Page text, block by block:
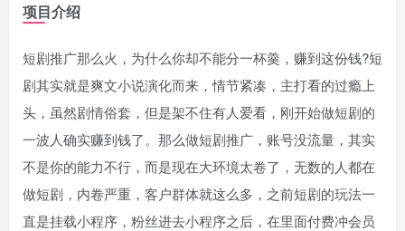
项目介绍
短剧推广那么火，为什么你却不能分一杯羹，赚到这份钱?短
剧其实就是爽文小说演化而来，情节紧凑，主打看的过瘾上
头，虽然剧情俗套，但是架不住有人爱看，刚开始做短剧的
一波人确实赚到钱了。那么做短剧推广，账号没流量，其实
不是你的能力不行，而是现在大环境太卷了，无数的人都在
做短剧，内卷严重，客户群体就这么多，之前短剧的玩法一
直是挂载小程序，粉丝进去小程序之后，在里面付费冲会员